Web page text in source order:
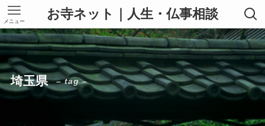
お寺ネット｜人生・仏事相談
メニュー
埼玉県 – tag –